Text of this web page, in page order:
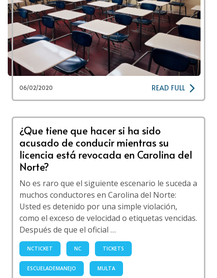
06/02/2020 READ FULL
¿Que tiene que hacer si ha sido
acusado de conducir mientras su
licencia está revocada en Carolina del
Norte?
No es raro que el siguiente escenario le suceda a
muchos conductores en Carolina del Norte:
Usted es detenido por una simple violación,
como el exceso de velocidad o etiquetas vencidas.
Después de que el oficial …
NCTICKET NC TICKETS
ESCUELADEMANEJO MULTA